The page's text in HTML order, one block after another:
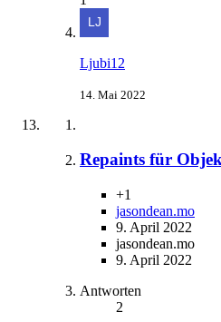
Ljubi12
14. Mai 2022
Repaints für
+1
jasondean.mo
9. April 2022
jasondean.mo
9. April 2022
Antworten
2